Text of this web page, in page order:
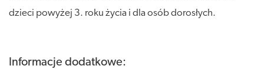
dzieci powyżej 3. roku życia i dla osób dorosłych.
Informacje dodatkowe: